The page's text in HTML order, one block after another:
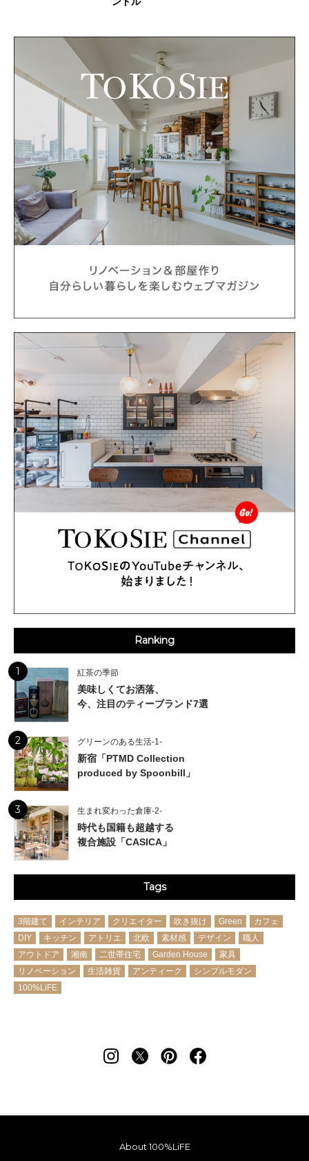
Ranking
1 紅茶の季節
美味しくてお洒落、
今、注目のティーブランド7選
2 グリーンのある生活-1-
新宿「PTMD Collection
produced by Spoonbill」
3 生まれ変わった倉庫-2-
時代も国籍も超越する
複合施設「CASICA」
Tags
3階建て インテリア クリエイター 吹き抜け Green
カフェ
DIY
キッチン アトリエ 北欧 素材感 デザイン
職人
アウトドア
湘南 二世帯住宅 Garden House
家具
リノベーション
生活雑貨 アンティーク
シンプルモダン
100%LiFE
About 100%LiFE